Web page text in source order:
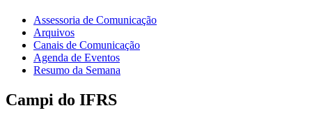
Assessoria de Comunicação
Arquivos
Canais de Comunicação
Agenda de Eventos
Resumo da Semana
Campi do IFRS